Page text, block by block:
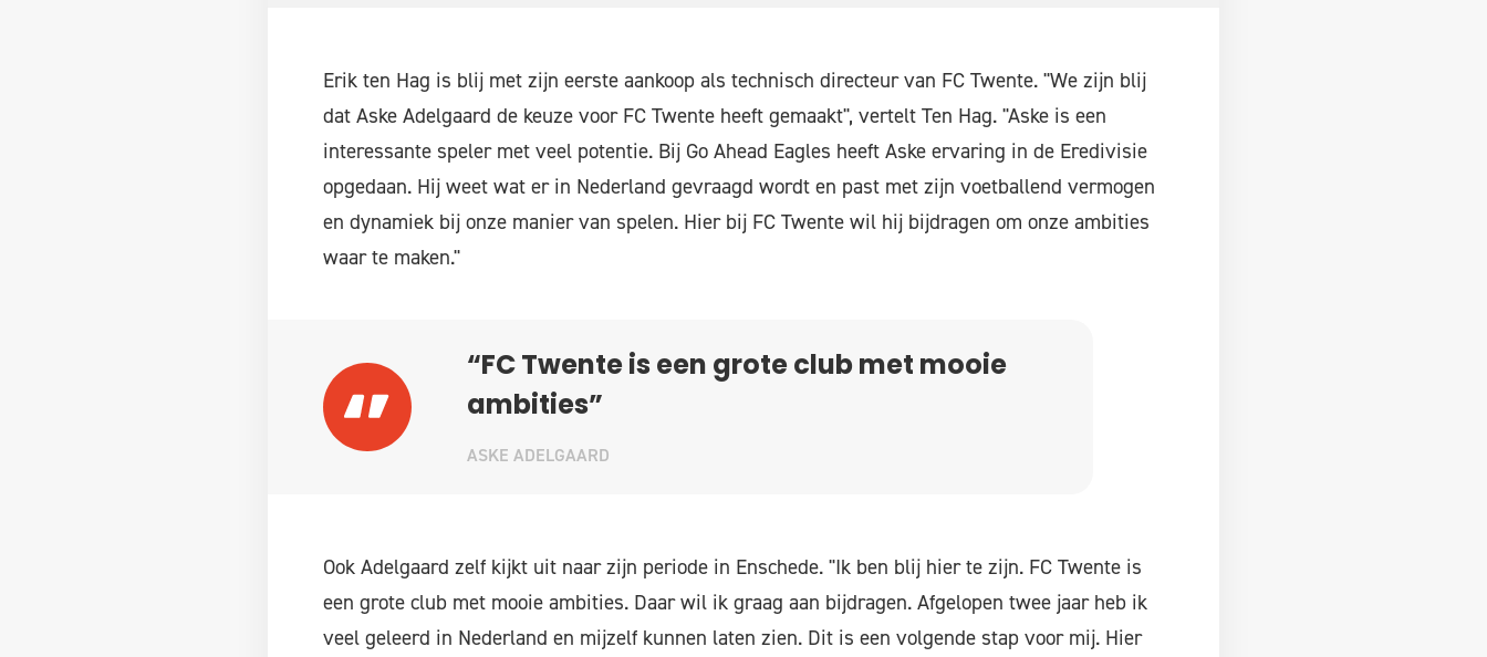
Erik ten Hag is blij met zijn eerste aankoop als technisch directeur van FC Twente. "We zijn blij
dat Aske Adelgaard de keuze voor FC Twente heeft gemaakt", vertelt Ten Hag. "Aske is een
interessante speler met veel potentie. Bij Go Ahead Eagles heeft Aske ervaring in de Eredivisie
opgedaan. Hij weet wat er in Nederland gevraagd wordt en past met zijn voetballend vermogen
en dynamiek bij onze manier van spelen. Hier bij FC Twente wil hij bijdragen om onze ambities
waar te maken."
“FC Twente is een grote club met mooie
ambities”
ASKE ADELGAARD
Ook Adelgaard zelf kijkt uit naar zijn periode in Enschede. "Ik ben blij hier te zijn. FC Twente is
een grote club met mooie ambities. Daar wil ik graag aan bijdragen. Afgelopen twee jaar heb ik
veel geleerd in Nederland en mijzelf kunnen laten zien. Dit is een volgende stap voor mij. Hier